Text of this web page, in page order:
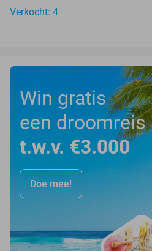
Verkocht: 4
Win gratis
een droomreis
t.w.v. €3.000
Doe mee!